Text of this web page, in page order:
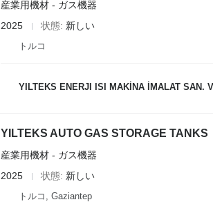
産業用機材 - ガス機器
2025
状態 新しい
トルコ
YILTEKS ENERJI ISI MAKİNA İMALAT SAN.
YILTEKS AUTO GAS STORAGE TANKS
産業用機材 - ガス機器
2025
状態 新しい
トルコ, Gaziantep